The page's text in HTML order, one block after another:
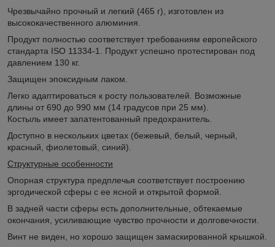
Чрезвычайно прочный и легкий (465 г), изготовлен из
высококачественного алюминия.
Продукт полностью соответствует требованиям европейского
стандарта ISO 11334-1. Продукт успешно протестирован под
давлением 130 кг.
Защищен эпоксидным лаком.
Легко адаптироваться к росту пользователей. Возможные
длины от 690 до 990 мм (14 градусов при 25 мм).
Костыль имеет запатентованный предохранитель.
Доступно в нескольких цветах (бежевый, белый, черный,
красный, фиолетовый, синий).
Структурные особенности
Опорная структура предплечья соответствует построению
эргодической сферы с ее ясной и открытой формой.
В задней части сферы есть дополнительные, обтекаемые
окончания, усиливающие чувство прочности и долговечности.
Винт не виден, но хорошо защищен замаскированной крышкой.